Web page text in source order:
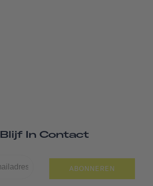
Blijf In Contact
ABONNEREN